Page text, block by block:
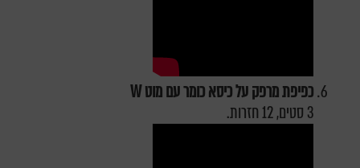
כפיפת מרפק על כיסא כומר עם מוטW
3 סטים, 12 חזרות.